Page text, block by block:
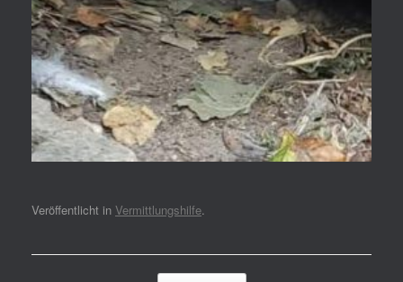
Veröffentlicht in Vermittlungshilfe.